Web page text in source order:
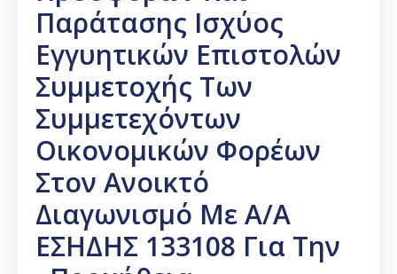
Παράτασης Ισχύος
Εγγυητικών Επιστολών
Συμμετοχής Των
Συμμετεχόντων
Οικονομικών Φορέων
Στον Ανοικτό
Διαγωνισμό Με Α/Α
ΕΣΗΔΗΣ 133108 Για Την